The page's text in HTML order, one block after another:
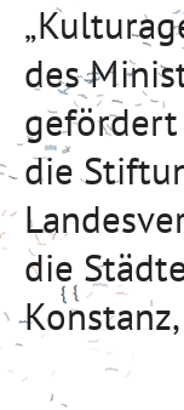
des
gefördert
die
die